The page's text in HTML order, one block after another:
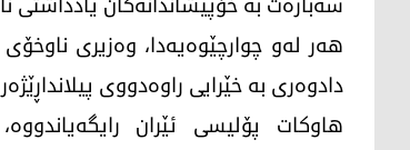
هه‌ر له‌و چوارچێوه‌یه‌دا، وه‌زیری
دادوه‌ری به‌ خێرایی راوه‌دووی